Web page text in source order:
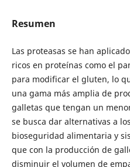
Resumen
Las proteasas se han
ricos en proteínas como el
para modificar el gluten, lo
una gama más amplia de
galletas que tengan un
se busca dar alternativas a
bioseguridad alimentaria y
que con la producción de
disminuir el volumen de